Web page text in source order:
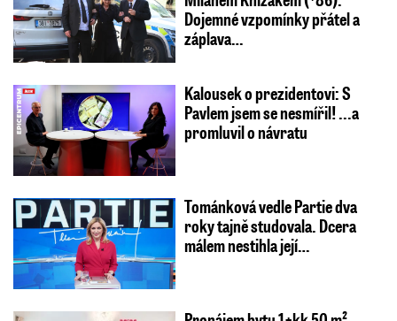
Dojemné vzpomínky přátel a
záplava…
Kalousek o prezidentovi: S
Pavlem jsem se nesmířil! ...a
promluvil o návratu
Tománková vedle Partie dva
roky tajně studovala. Dcera
málem nestihla její…